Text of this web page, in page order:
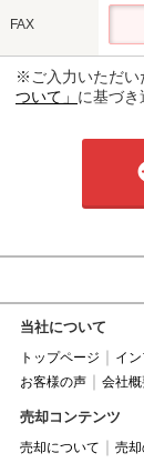
FAX
※ご入力いただい
ついて」 に基づ
当社について
トップページ イ
お客様の声
会社
売却コンテンツ
売却について 売